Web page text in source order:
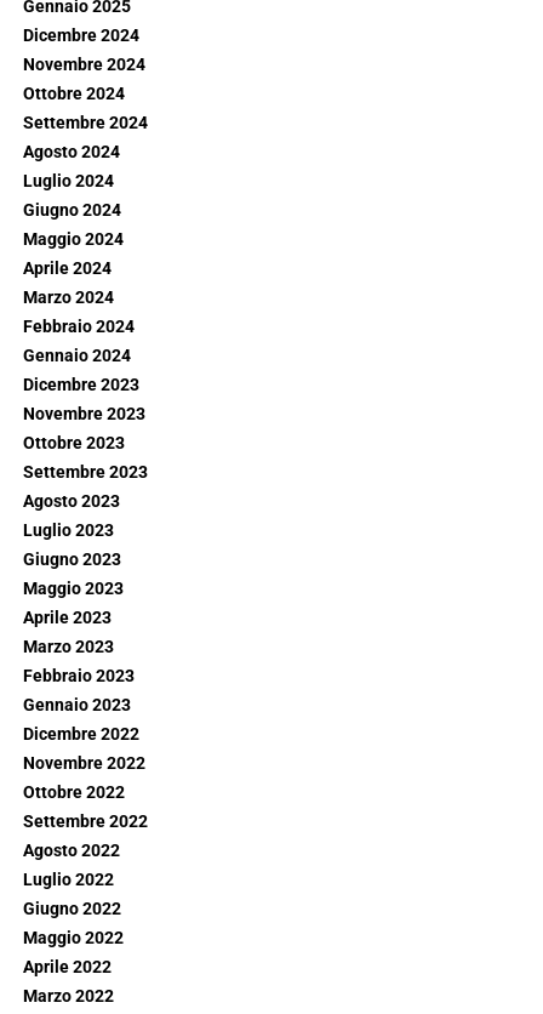
Gennaio 2025
Dicembre 2024
Novembre 2024
Ottobre 2024
Settembre 2024
Agosto 2024
Luglio 2024
Giugno 2024
Maggio 2024
Aprile 2024
Marzo 2024
Febbraio 2024
Gennaio 2024
Dicembre 2023
Novembre 2023
Ottobre 2023
Settembre 2023
Agosto 2023
Luglio 2023
Giugno 2023
Maggio 2023
Aprile 2023
Marzo 2023
Febbraio 2023
Gennaio 2023
Dicembre 2022
Novembre 2022
Ottobre 2022
Settembre 2022
Agosto 2022
Luglio 2022
Giugno 2022
Maggio 2022
Aprile 2022
Marzo 2022